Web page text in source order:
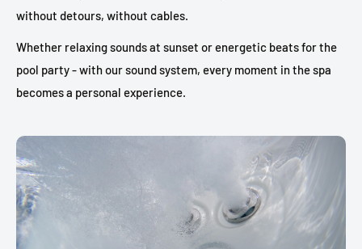
without detours, without cables.
Whether relaxing sounds at sunset or energetic beats for the
pool party - with our sound system, every moment in the spa
becomes a personal experience.